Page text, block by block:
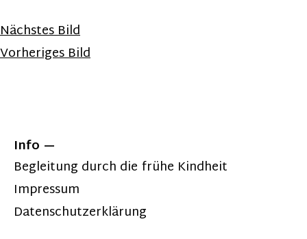
Nächstes Bild
Vorheriges Bild
Info
Begleitung durch die frühe Kindheit
Impressum
Datenschutzerklärung